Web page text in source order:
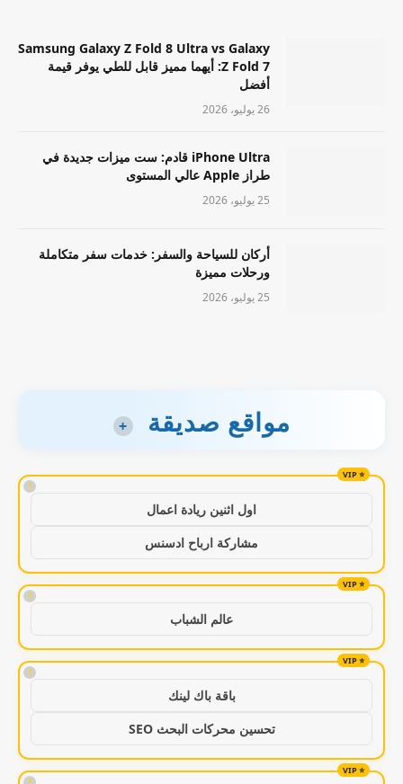
Samsung Galaxy Z Fold 8 Ultra vs Galaxy
Z Fold 7: أيهما مميز قابل للطي يوفر قيمة
أفضل
26 يوليو، 2026
iPhone Ultra قادم: ست ميزات جديدة في
طراز Apple عالي المستوى
25 يوليو، 2026
أركان للسياحة والسفر: خدمات سفر متكاملة
ورحلات مميزة
25 يوليو، 2026
مواقع صديقة +
!
اول اثنين ريادة اعمال
مشاركة ارباح ادسنس
!
عالم الشباب
!
باقة باك لينك
تحسين محركات البحث SEO